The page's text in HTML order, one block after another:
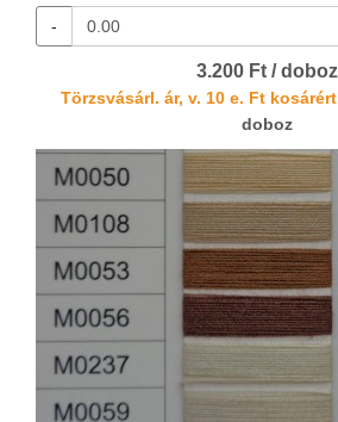
-
3.200 Ft / doboz
Törzsvásárl. ár, v. 10 e. Ft
doboz